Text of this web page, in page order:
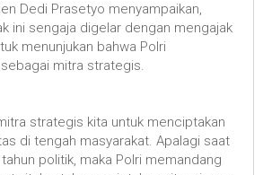
Dedi Prasetyo menyampaikan,
ini sengaja digelar dengan mengajak
menunjukan bahwa Polri
mitra strategis.
strategis kita untuk menciptakan
di tengah masyarakat. Apalagi saat
politik, maka Polri memandang